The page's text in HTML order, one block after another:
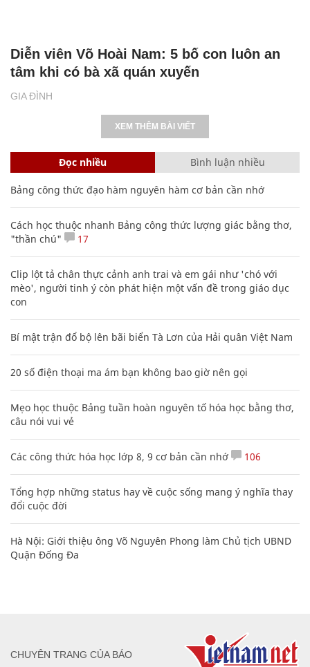
GIA ĐÌNH
Diễn viên Võ Hoài Nam: 5 bố con luôn an
tâm khi có bà xã quán xuyến
XEM THÊM BÀI VIẾT
Đọc nhiều Bình luận nhiều
Bảng công thức đạo hàm nguyên hàm cơ bản cần nhớ
Cách học thuộc nhanh Bảng công thức lượng giác bằng thơ,
"thần chú"
17
Clip lột tả chân thực cảnh anh trai và em gái như 'chó với
mèo', người tinh ý còn phát hiện một vấn đề trong giáo dục
con
Bí mật trận đổ bộ lên bãi biển Tà Lơn của Hải quân Việt Nam
20 số điện thoại ma ám bạn không bao giờ nên gọi
Mẹo học thuộc Bảng tuần hoàn nguyên tố hóa học bằng thơ,
câu nói vui vẻ
Các công thức hóa học lớp 8, 9 cơ bản cần nhớ 106
Tổng hợp những status hay về cuộc sống mang ý nghĩa thay
đổi cuộc đời
Hà Nội: Giới thiệu ông Võ Nguyên Phong làm Chủ tịch UBND
Quận Đống Đa
CHUYÊN TRANG CỦA BÁO